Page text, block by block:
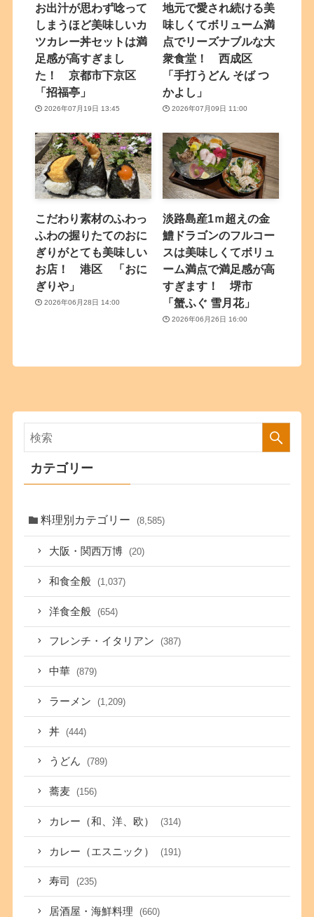
お出汁が思わず唸って
しまうほど美味しいカ
ツカレー丼セットは満
足感が高すぎまし
た！ 京都市下京区
「招福亭」
2026年07月19日 13:45
地元で愛され続ける美
味しくてボリューム満
点でリーズナブルな大
衆食堂！ 西成区
「手打うどん そば つ
かよし」
2026年07月09日 11:00
こだわり素材のふわっ
ふわの握りたてのおに
ぎりがとても美味しい
お店！ 港区 「おに
ぎりや」
2026年06月28日 14:00
淡路島産1ｍ超えの金
鱧ドラゴンのフルコー
スは美味しくてボリュ
ーム満点で満足感が高
すぎます！ 堺市
「蟹ふぐ 雪月花」
2026年06月26日 16:00
カテゴリー
料理別カテゴリー (8,585)
大阪・関西万博 (20)
和食全般 (1,037)
洋食全般 (654)
フレンチ・イタリアン (387)
中華 (879)
ラーメン (1,209)
丼 (444)
うどん (789)
蕎麦 (156)
カレー（和、洋、欧） (314)
カレー（エスニック） (191)
寿司 (235)
居酒屋・海鮮料理 (660)